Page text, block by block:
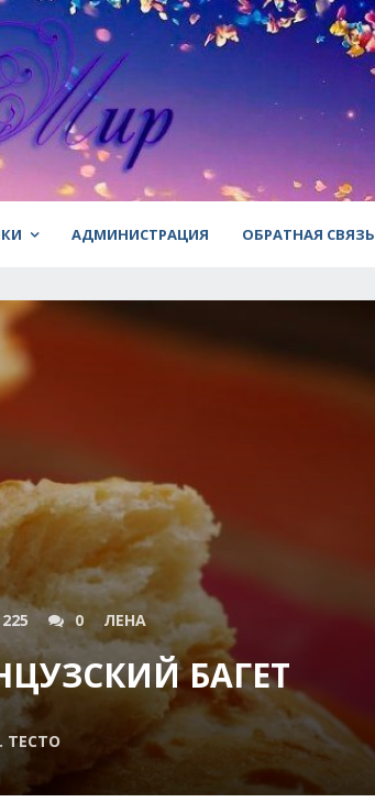
АДМИНИСТРАЦИЯ ОБРАТНАЯ СВЯЗЬ
0 ЛЕНА
БАГЕТ
ТЕСТО